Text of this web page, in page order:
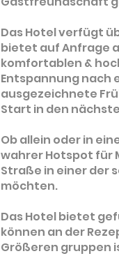
Das Hotel verfügt
bietet auf Anfrage
komfortablen &
Entspannung nach
ausgezeichnete
Start in den
Ob allein oder in
wahrer Hotspot für
Straße in einer der
möchten.
Das Hotel bietet
können an der
Größeren gruppen